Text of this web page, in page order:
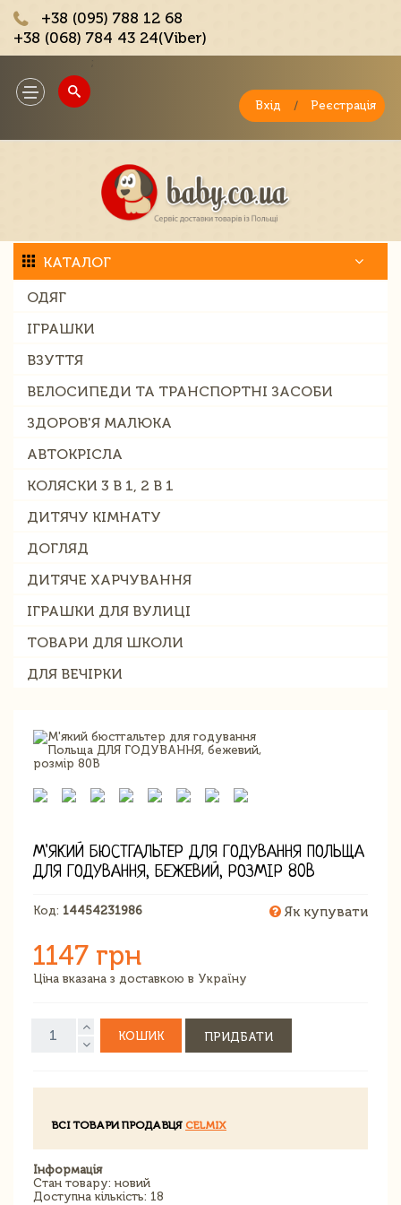
+38 (095) 788 12 68
+38 (068) 784 43 24(Viber)
Toggle
navigation
Вхід / Реєстрація
КАТАЛОГ
ОДЯГ
ІГРАШКИ
ВЗУТТЯ
ВЕЛОСИПЕДИ ТА ТРАНСПОРТНІ ЗАСОБИ
ЗДОРОВ'Я МАЛЮКА
АВТОКРІСЛА
КОЛЯСКИ 3 В 1, 2 В 1
ДИТЯЧУ КІМНАТУ
ДОГЛЯД
ДИТЯЧЕ ХАРЧУВАННЯ
ІГРАШКИ ДЛЯ ВУЛИЦІ
ТОВАРИ ДЛЯ ШКОЛИ
ДЛЯ ВЕЧІРКИ
М'ЯКИЙ БЮСТГАЛЬТЕР ДЛЯ ГОДУВАННЯ ПОЛЬЩА
ДЛЯ ГОДУВАННЯ, БЕЖЕВИЙ, РОЗМІР 80B
Код: 14454231986 Як купувати
1147 грн
Ціна вказана з доставкою в Україну
КОШИК ПРИДБАТИ
ВСІ ТОВАРИ ПРОДАВЦЯ CELMIX
Інформація
Стан товару: новий
Доступна кількість: 18